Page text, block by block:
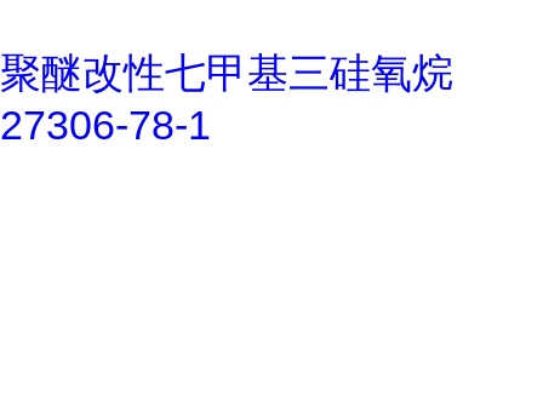
聚醚改性七甲基三硅氧烷
27306-78-1